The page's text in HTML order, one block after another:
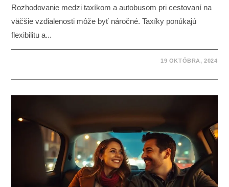
Rozhodovanie medzi taxíkom a autobusom pri cestovaní na
väčšie vzdialenosti môže byť náročné. Taxíky ponúkajú
flexibilitu a...
19 OKTÓBRA, 2024